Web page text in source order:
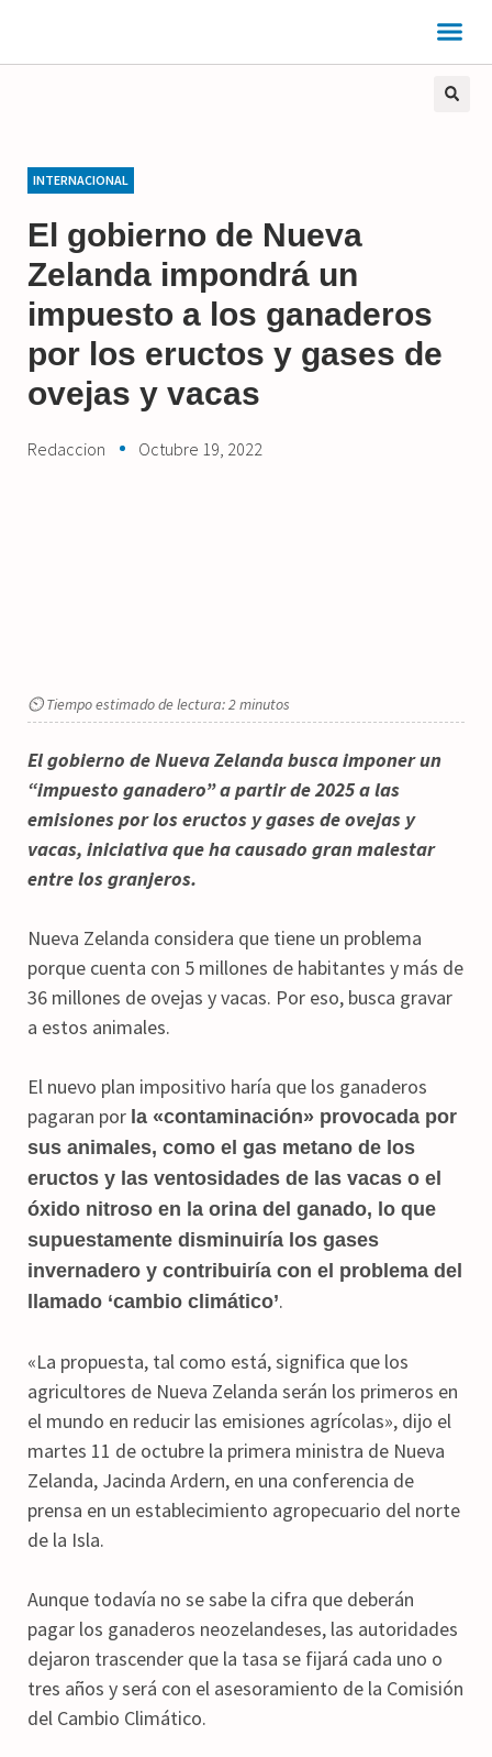
INTERNACIONAL
El gobierno de Nueva
Zelanda impondrá un
impuesto a los ganaderos
por los eructos y gases de
ovejas y vacas
Redaccion Octubre 19, 2022
⏲ Tiempo estimado de lectura: 2 minutos
El gobierno de Nueva Zelanda busca imponer un
“impuesto ganadero” a partir de 2025 a las
emisiones por los eructos y gases de ovejas y
vacas, iniciativa que ha causado gran malestar
entre los granjeros.
Nueva Zelanda considera que tiene un problema
porque cuenta con 5 millones de habitantes y más de
36 millones de ovejas y vacas. Por eso, busca gravar
a estos animales.
El nuevo plan impositivo haría que los ganaderos
pagaran por la «contaminación» provocada por
sus animales, como el gas metano de los
eructos y las ventosidades de las vacas o el
óxido nitroso en la orina del ganado, lo que
supuestamente disminuiría los gases
invernadero y contribuiría con el problema del
llamado ‘cambio climático’.
«La propuesta, tal como está, significa que los
agricultores de Nueva Zelanda serán los primeros en
el mundo en reducir las emisiones agrícolas», dijo el
martes 11 de octubre la primera ministra de Nueva
Zelanda, Jacinda Ardern, en una conferencia de
prensa en un establecimiento agropecuario del norte
de la Isla.
Aunque todavía no se sabe la cifra que deberán
pagar los ganaderos neozelandeses, las autoridades
dejaron trascender que la tasa se fijará cada uno o
tres años y será con el asesoramiento de la Comisión
del Cambio Climático.